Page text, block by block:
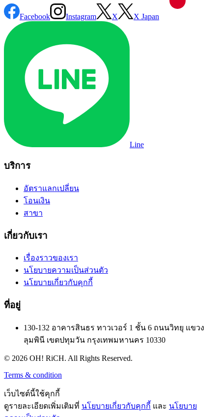
Facebook Instagram X X Japan
Line
บริการ
อัตราแลกเปลี่ยน
โอนเงิน
สาขา
เกี่ยวกับเรา
เรื่องราวของเรา
นโยบายความเป็นส่วนตัว
นโยบายเกี่ยวกับคุกกี้
ที่อยู่
130-132 อาคารสินธร ทาวเวอร์ 1 ชั้น 6 ถนนวิทยุ แขวง
ลุมพินี เขตปทุมวัน กรุงเทพมหานคร 10330
© 2026 OH! RiCH. All Rights Reserved.
Terms & condition
เว็บไซต์นี้ใช้คุกกี้
ดูรายละเอียดเพิ่มเติมที่ นโยบายเกี่ยวกับคุกกี้ และ นโยบาย